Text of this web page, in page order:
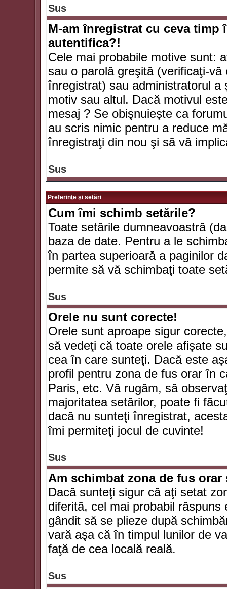
Sus
M-am înregistrat cu ceva timp
autentifica?!
Cele mai probabile motive sunt:
sau o parolă greşită (verificaţi-
înregistrat) sau administratorul
motiv sau altul. Dacă motivul
mesaj ? Se obişnuieşte ca
au scris nimic pentru a reduce
înregistraţi din nou şi să vă
Sus
Preferinţe şi setări
Cum îmi schimb setările?
Toate setările dumneavoastră
baza de date. Pentru a le
în partea superioară a paginilor
permite să vă schimbaţi toate
Sus
Orele nu sunt corecte!
Orele sunt aproape sigur
să vedeţi că toate orele afişate
cea în care sunteţi. Dacă este
profil pentru zona de fus orar în
Paris, etc. Vă rugăm, să
majoritatea setărilor, poate fi
dacă nu sunteţi înregistrat,
îmi permiteţi jocul de cuvinte!
Sus
Am schimbat zona de fus
Dacă sunteţi sigur că aţi setat
diferită, cel mai probabil
gândit să se plieze după
vară aşa că în timpul lunilor de
faţă de cea locală reală.
Sus